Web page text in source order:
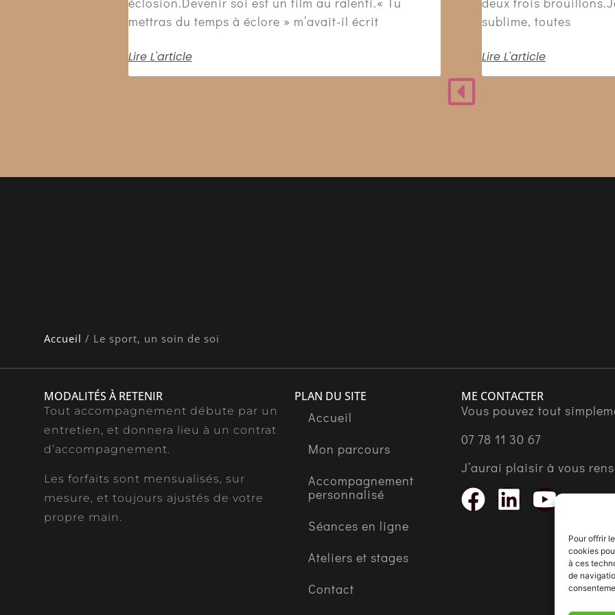
Pour offrir
cookies
à ces
de
mettras du temps à éclore » m’avait-il écrit
Lire L'article
sublime, toutes
Lire L'article
Accueil / Le sport, un soin de soi
MODALITÉS À RETENIR
Tout accompagnement débute par un
entretien, et donnera lieu à un contrat
d’accompagnement.
Les forfaits sont mensualisés, sur
mesure, et toujours ajustés de votre
propre main.
PLAN DU SITE
Accueil
Mon parcours
Accompagnement
personnalisé
Séances en ligne
Ateliers et stages
Contact
ME CONTACTER
Vous pouvez tout
07 78 11 30 67
J’aurai plaisir à vous